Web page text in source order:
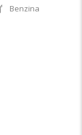
Benzina